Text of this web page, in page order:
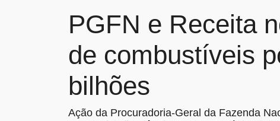
PGFN e Receita
de combustíveis
bilhões
Ação da Procuradoria-Geral da Fazenda